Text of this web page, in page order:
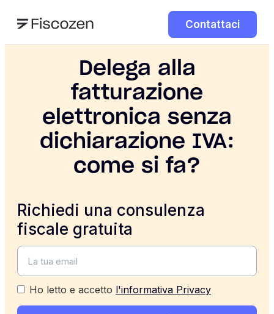
Contattaci
Delega alla
fatturazione
elettronica senza
dichiarazione IVA:
come si fa?
Richiedi una consulenza
fiscale gratuita
Ho letto e accetto l'informativa Privacy